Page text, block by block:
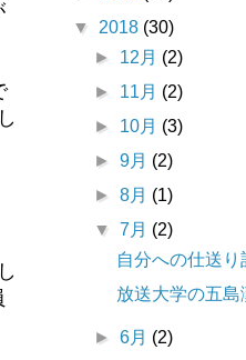
▼ 2018 (30)
► 12月 (2)
► 11月 (2)
► 10月 (3)
►9月 (2)
►8月 (1)
▼7月 (2)
自分への仕送り
放送大学の五島
►6月 (2)